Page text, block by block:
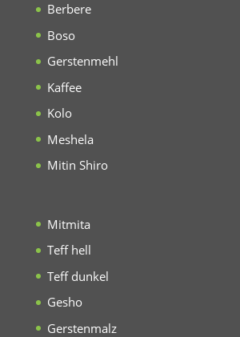
Berbere
Boso
Gerstenmehl
Kaffee
Kolo
Meshela
Mitin Shiro
Mitmita
Teff hell
Teff dunkel
Gesho
Gerstenmalz